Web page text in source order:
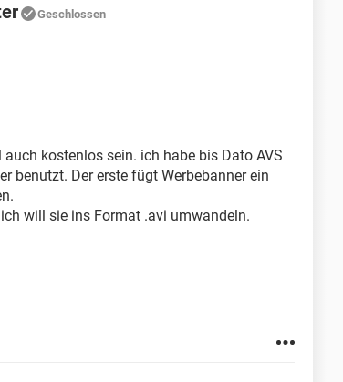
Geschlossen
kostenlos sein. ich habe bis Dato AVS
benutzt. Der erste fügt Werbebanner ein
will sie ins Format .avi umwandeln.